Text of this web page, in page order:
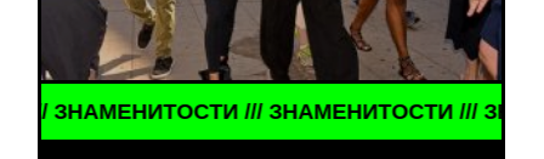
/// ЗНАМЕНИТОСТИ ///